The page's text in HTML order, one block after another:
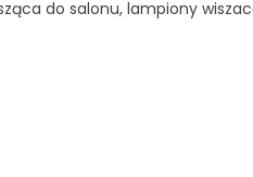
do salonu, lampiony